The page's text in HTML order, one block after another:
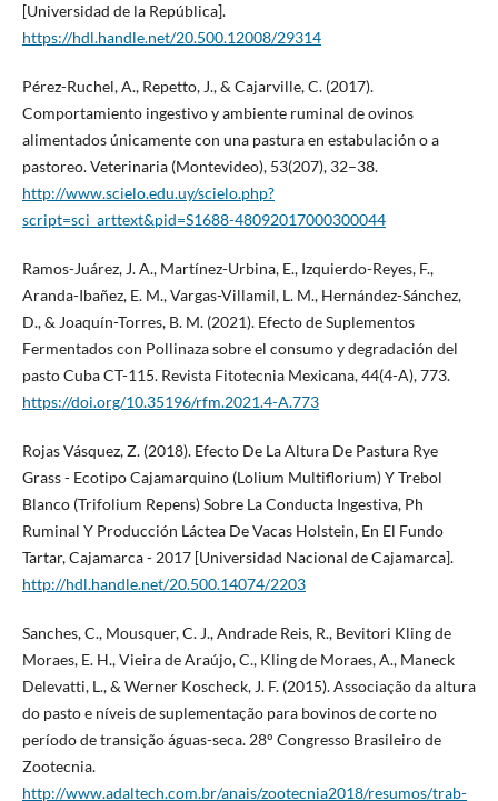
[Universidad de la República].
https://hdl.handle.net/20.500.12008/29314
Pérez-Ruchel, A., Repetto, J., & Cajarville, C. (2017).
Comportamiento ingestivo y ambiente ruminal de ovinos
alimentados únicamente con una pastura en estabulación o a
pastoreo. Veterinaria (Montevideo), 53(207), 32–38.
http://www.scielo.edu.uy/scielo.php?
script=sci_arttext&pid=S1688-48092017000300044
Ramos-Juárez, J. A., Martínez-Urbina, E., Izquierdo-Reyes, F.,
Aranda-Ibañez, E. M., Vargas-Villamil, L. M., Hernández-Sánchez,
D., & Joaquín-Torres, B. M. (2021). Efecto de Suplementos
Fermentados con Pollinaza sobre el consumo y degradación del
pasto Cuba CT-115. Revista Fitotecnia Mexicana, 44(4-A), 773.
https://doi.org/10.35196/rfm.2021.4-A.773
Rojas Vásquez, Z. (2018). Efecto De La Altura De Pastura Rye
Grass - Ecotipo Cajamarquino (Lolium Multiflorium) Y Trebol
Blanco (Trifolium Repens) Sobre La Conducta Ingestiva, Ph
Ruminal Y Producción Láctea De Vacas Holstein, En El Fundo
Tartar, Cajamarca - 2017 [Universidad Nacional de Cajamarca].
http://hdl.handle.net/20.500.14074/2203
Sanches, C., Mousquer, C. J., Andrade Reis, R., Bevitori Kling de
Moraes, E. H., Vieira de Araújo, C., Kling de Moraes, A., Maneck
Delevatti, L., & Werner Koscheck, J. F. (2015). Associação da altura
do pasto e níveis de suplementação para bovinos de corte no
período de transição águas-seca. 28° Congresso Brasileiro de
Zootecnia.
http://www.adaltech.com.br/anais/zootecnia2018/resumos/trab-